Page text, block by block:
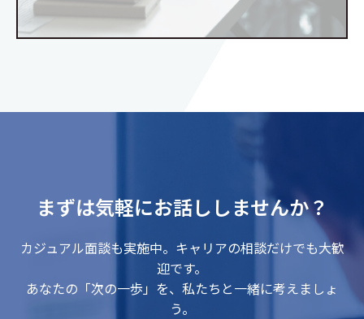
まずは気軽にお話ししませんか？
カジュアル面談も実施中。キャリアの相談だけでも大歓
迎です。
あなたの「次の一歩」を、私たちと一緒に考えましょ
う。